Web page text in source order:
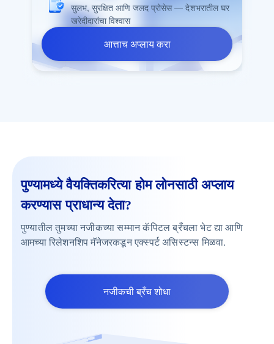
सुलभ, सुरक्षित आणि जलद प्रोसेस — देशभरातील घर
खरेदीदारांचा विश्वास
आत्ताच अप्लाय करा
पुण्यामध्ये वैयक्तिकरित्या होम लोनसाठी अप्लाय
करण्यास प्राधान्य देता?
पुण्यातील तुमच्या नजीकच्या सम्मान कॅपिटल ब्रँचला भेट द्या आणि
आमच्या रिलेशनशिप मॅनेजरकडून एक्स्पर्ट असिस्टन्स मिळवा.
नजीकची ब्रँच शोधा